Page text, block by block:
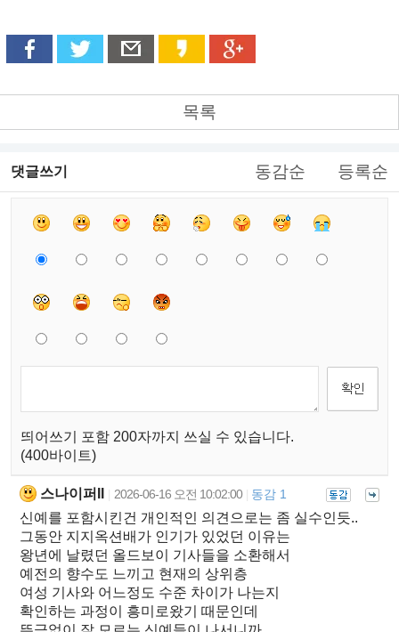
목록
댓글쓰기 동감순 등록순
띄어쓰기 포함 200자까지 쓰실 수 있습니다.
(400바이트)
스나이퍼II 2026-06-16 오전 10:02:00 동감 1
신예를 포함시킨건 개인적인 의견으로는 좀 실수인듯..
그동안 지지옥션배가 인기가 있었던 이유는
왕년에 날렸던 올드보이 기사들을 소환해서
예전의 향수도 느끼고 현재의 상위층
여성 기사와 어느정도 수준 차이가 나는지
확인하는 과정이 흥미로왔기 때문인데